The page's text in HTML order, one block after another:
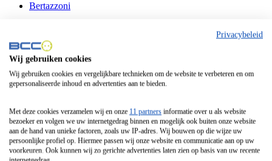
Bertazzoni
Fitelli
Airfryer
Frituurpan
Contactgrill
Broodbakmachine
Broodrooster
Privacybeleid
Wij gebruiken cookies
Wij gebruiken cookies en vergelijkbare technieken om de website te verbeteren en om
gepersonaliseerde inhoud en advertenties aan te bieden.
Met deze cookies verzamelen wij en onze 11 partners informatie over u als website
bezoeker en volgen we uw internetgedrag binnen en mogelijk ook buiten onze website
aan de hand van unieke factoren, zoals uw IP-adres. Wij bouwen op die wijze uw
persoonlijke profiel op. Hiermee passen wij onze website en communicatie aan op uw
voorkeuren. Ook kunnen wij zo gerichte advertenties laten zien op basis van uw recente